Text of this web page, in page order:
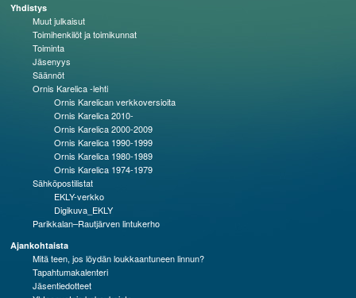
Yhdistys
Muut julkaisut
Toimihenkilöt ja toimikunnat
Toiminta
Jäsenyys
Säännöt
Ornis Karelica -lehti
Ornis Karelican verkkoversioita
Ornis Karelica 2010-
Ornis Karelica 2000-2009
Ornis Karelica 1990-1999
Ornis Karelica 1980-1989
Ornis Karelica 1974-1979
Sähköpostilistat
EKLY-verkko
Digikuva_EKLY
Parikkalan–Rautjärven lintukerho
Ajankohtaista
Mitä teen, jos löydän loukkaantuneen linnun?
Tapahtumakalenteri
Jäsentiedotteet